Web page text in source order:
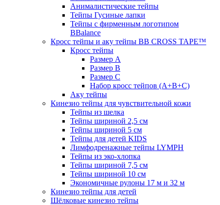
Анималистические тейпы
Тейпы Гусиные лапки
Тейпы с фирменным логотипом
BBalance
Кросс тейпы и аку тейпы BB CROSS TAPE™
Кросс тейпы
Размер А
Размер B
Размер С
Набор кросс тейпов (А+B+C)
Аку тейпы
Кинезио тейпы для чувствительной кожи
Тейпы из шелка
Тейпы шириной 2,5 см
Тейпы шириной 5 см
Тейпы для детей KIDS
Лимфодренажные тейпы LYMPH
Тейпы из эко-хлопка
Тейпы шириной 7,5 см
Тейпы шириной 10 см
Экономичные рулоны 17 м и 32 м
Кинезио тейпы для детей
Шёлковые кинезио тейпы